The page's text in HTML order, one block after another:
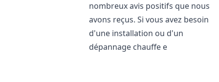
nombreux avis positifs que nous
avons reçus. Si vous avez besoin
d'une installation ou d'un
dépannage chauffe e